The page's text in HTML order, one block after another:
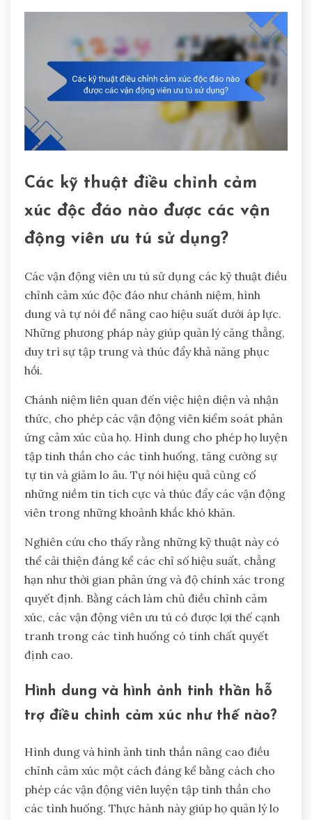
Các kỹ thuật điều chỉnh cảm
xúc độc đáo nào được các vận
động viên ưu tú sử dụng?
Các vận động viên ưu tú sử dụng các kỹ thuật điều
chỉnh cảm xúc độc đáo như chánh niệm, hình
dung và tự nói để nâng cao hiệu suất dưới áp lực.
Những phương pháp này giúp quản lý căng thẳng,
duy trì sự tập trung và thúc đẩy khả năng phục
hồi.
Chánh niệm liên quan đến việc hiện diện và nhận
thức, cho phép các vận động viên kiểm soát phản
ứng cảm xúc của họ. Hình dung cho phép họ luyện
tập tinh thần cho các tình huống, tăng cường sự
tự tin và giảm lo âu. Tự nói hiệu quả củng cố
những niềm tin tích cực và thúc đẩy các vận động
viên trong những khoảnh khắc khó khăn.
Nghiên cứu cho thấy rằng những kỹ thuật này có
thể cải thiện đáng kể các chỉ số hiệu suất, chẳng
hạn như thời gian phản ứng và độ chính xác trong
quyết định. Bằng cách làm chủ điều chỉnh cảm
xúc, các vận động viên ưu tú có được lợi thế cạnh
tranh trong các tình huống có tính chất quyết
định cao.
Hình dung và hình ảnh tinh thần hỗ
trợ điều chỉnh cảm xúc như thế nào?
Hình dung và hình ảnh tinh thần nâng cao điều
chỉnh cảm xúc một cách đáng kể bằng cách cho
phép các vận động viên luyện tập tinh thần cho
các tình huống. Thực hành này giúp họ quản lý lo